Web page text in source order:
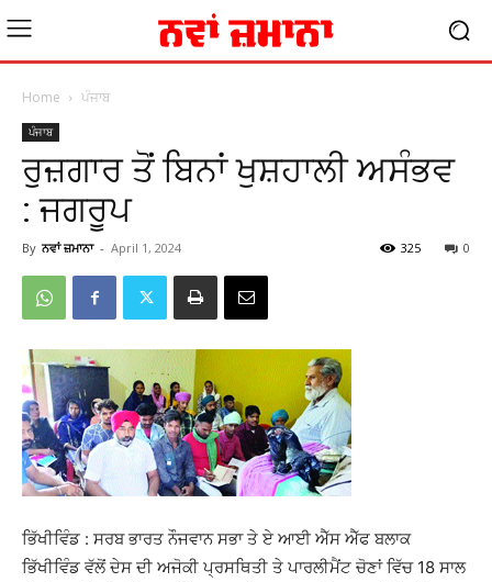
Home ਪੰਜਾਬ
ਪੰਜਾਬ
ਰੁਜ਼ਗਾਰ ਤੋਂ ਬਿਨਾਂ ਖੁਸ਼ਹਾਲੀ ਅਸੰਭਵ
: ਜਗਰੂਪ
By ਨਵਾਂ ਜ਼ਮਾਨਾ - April 1, 2024 0
325
ਭਿੱਖੀਵਿੰਡ : ਸਰਬ ਭਾਰਤ ਨੌਜਵਾਨ ਸਭਾ ਤੇ ਏ ਆਈ ਐੱਸ ਐੱਫ ਬਲਾਕ
ਭਿੱਖੀਵਿੰਡ ਵੱਲੋਂ ਦੇਸ ਦੀ ਅਜੋਕੀ ਪ੍ਰਸਥਿਤੀ ਤੇ ਪਾਰਲੀਮੈਂਟ ਚੋਣਾਂ ਵਿੱਚ 18 ਸਾਲ